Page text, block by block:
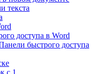
текста
доступа в Word
быстрого доступа